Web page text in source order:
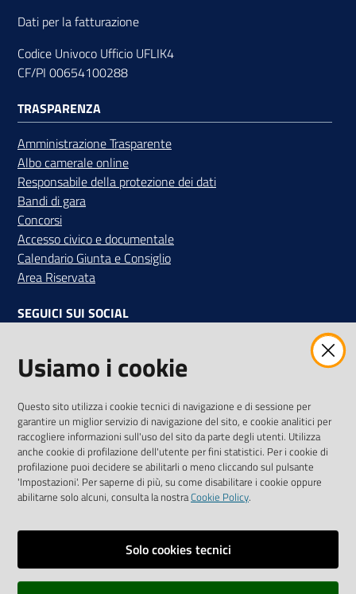
Dati per la fatturazione
Codice Univoco Ufficio UFLIK4
CF/PI 00654100288
TRASPARENZA
Amministrazione Trasparente
Albo camerale online
Responsabile della protezione dei dati
Bandi di gara
Concorsi
Accesso civico e documentale
Calendario Giunta e Consiglio
Area Riservata
SEGUICI SUI SOCIAL
Ricevi tutti gli aggiornamenti su eventi, nuove opportunità e
adempimenti normativi
Privacy policy
Usiamo i cookie
Questo sito utilizza i cookie tecnici di navigazione e di sessione per
garantire un miglior servizio di navigazione del sito, e cookie analitici per
raccogliere informazioni sull'uso del sito da parte degli utenti. Utilizza
anche cookie di profilazione dell'utente per fini statistici. Per i cookie di
profilazione puoi decidere se abilitarli o meno cliccando sul pulsante
'Impostazioni'. Per saperne di più, su come disabilitare i cookie oppure
abilitarne solo alcuni, consulta la nostraCookie Policy.
Solo cookies tecnici